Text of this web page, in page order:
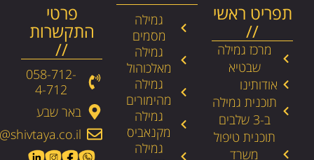
תפריט ראשי
//
מרכז גמילה
שבטיא
אודותינו
תוכנית גמילה
ב-3 שלבים
תוכנית טיפול
משרד
גמילה
מסמים
גמילה
מאלכוהול
גמילה
מהימורים
גמילה
מקנאביס
גמילה
פרטי
התקשרות
//
058-712-
4-712​
באר שבע